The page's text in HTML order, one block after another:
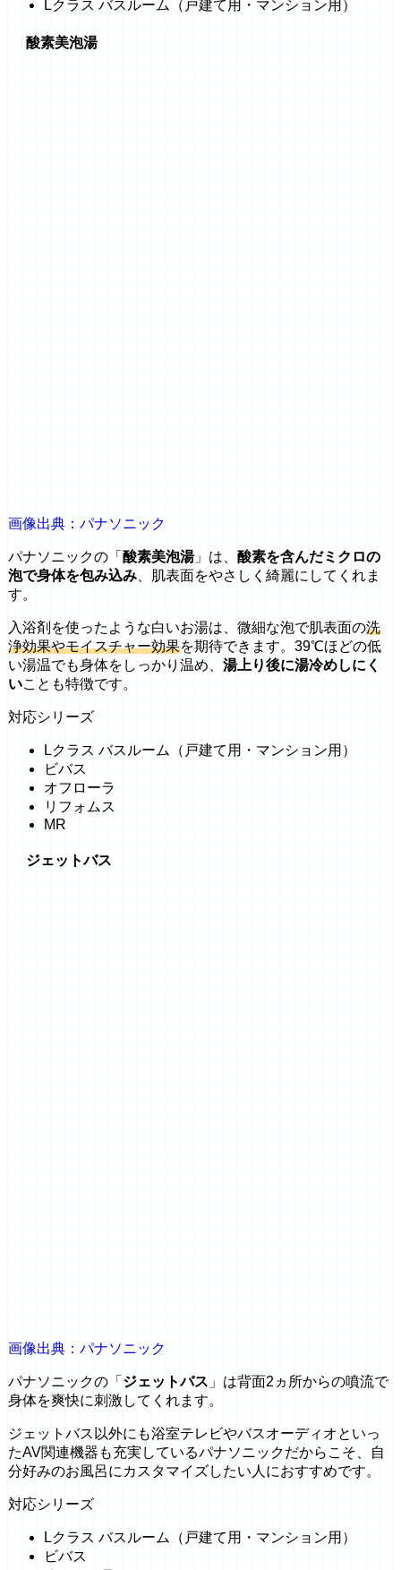
Lクラス バスルーム（戸建て用・マンション用）
酸素美泡湯
画像出典：パナソニック
パナソニックの「 酸素美泡湯」は、 酸素を含んだミクロの
泡で身体を包み込み 、肌表面をやさしく綺麗にしてくれま
す。
入浴剤を使ったような白いお湯は、微細な泡で肌表面の洗
浄効果やモイスチャー効果を期待できます。39℃ほどの低
い湯温でも身体をしっかり温め、 湯上り後に湯冷めしにく
いことも特徴です。
対応シリーズ
Lクラス バスルーム（戸建て用・マンション用）
ビバス
オフローラ
リフォムス
MR
ジェットバス
画像出典：パナソニック
パナソニックの「 ジェットバス 」は背面2ヵ所からの噴流で
身体を爽快に刺激してくれます。
ジェットバス以外にも浴室テレビやバスオーディオといっ
たAV関連機器も充実しているパナソニックだからこそ、自
分好みのお風呂にカスタマイズしたい人におすすめです。
対応シリーズ
Lクラス バスルーム（戸建て用・マンション用）
ビバス